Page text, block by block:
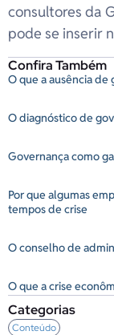
Categorias
Conteúdo
Confira Também
O que a ausência
O diagnóstico de
Governança como
Por que algumas
tempos de crise
O conselho de
O que a crise
consultores da
pode se inserir